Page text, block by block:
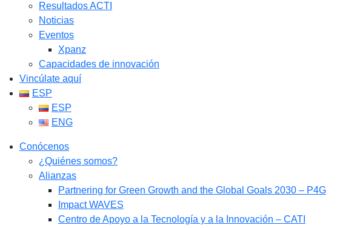
Resultados ACTI
Noticias
Eventos
Xpanz
Capacidades de innovación
Vincúlate aquí
ESP
ESP
ENG
Conócenos
¿Quiénes somos?
Alianzas
Partnering for Green Growth and the Global Goals 2030 – P4G
Impact WAVES
Centro de Apoyo a la Tecnología y a la Innovación – CATI